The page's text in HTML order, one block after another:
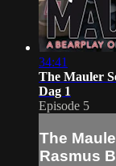
34:41
The Mauler
Dag 1
Episode 5
The
Rasmus